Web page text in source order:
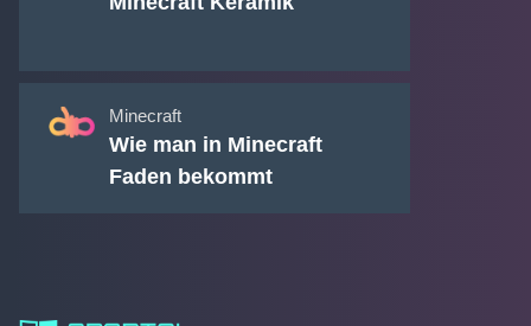
Minecraft
Wie man in Minecraft
Faden bekommt